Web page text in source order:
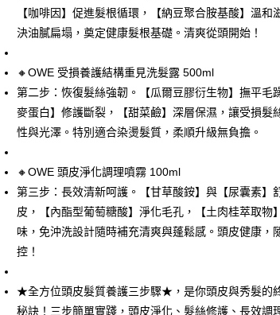
Google Pay
AFTEE先享後付
相關說明
【關於「AFTEE先享後付」】
便利好安心！
１．簡單：不需註冊會員、不需綁卡、不需儲值。
２．便利：只要手機號碼，簡訊認證，即可結帳。
３．安心：先確認商品／服務後，再付款。
【「AFTEE先享後付」結帳流程】
付」結帳頁面，進行簡訊認證並確認金額後，即可完成結帳。
２．訂單成立數日內，您將收到繳費通知簡訊。
※ 請注意：結帳手續完成當下不需立刻繳費，但若您需要取消訂
絡購買商品的店家。未經商家同意取消之訂單仍視為有效，需透
ATM付款
運送方式
全家取貨付款
付款後全家取貨
每筆NT$80，滿NT$590(含以上)免運費
7-11取貨付款
【咖啡因】促進髮根循環，【納豆聚合胺基酸】溫和
決油膩扁塌，奠定健康髮根基礎。清爽從頭開始！
🔸OWE 受損養護結構重見洗髮露 500ml
第二步：恢復髮絲強韌。【瓜爾豆膠衍生物】撫平毛
麥蛋白】修護斷裂，【甜菜鹼】深層保濕，讓受損髮
性與光澤。特別適合染燙髮質，柔順升級無負擔。
🔸OWE 頭皮淨化調理噴霧 100ml
第三步：長效清新呵護。【甘草酸銨】與【尿囊素】
皮，【內酯型葡萄糖酸】淨化毛孔，【土肉桂萃取物
味，免沖洗設計隨時補充清爽與蓬鬆感。頭皮健康，
控！
★全方位頭皮髮質養護三步驟★，是你頭皮與秀髮的
秘訣！三步簡單實踐，頭皮淨化、髮絲修護、長效調